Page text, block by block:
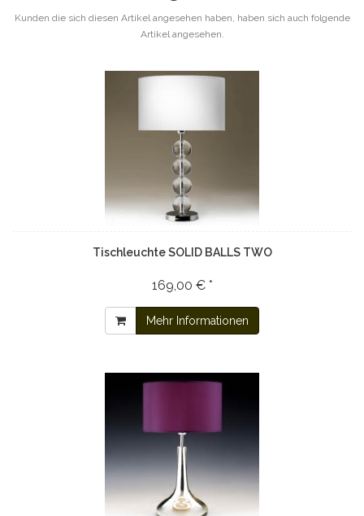
Kunden die sich diesen Artikel angesehen haben, haben sich auch folgende
Artikel angesehen.
Tischleuchte SOLID BALLS TWO
169,00 € *
Mehr Informationen